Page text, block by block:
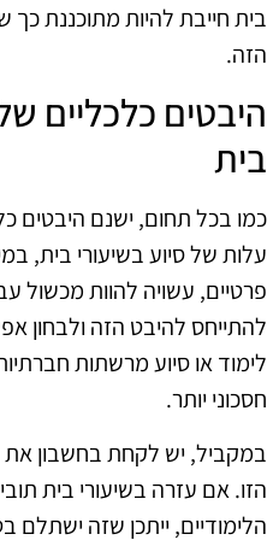
בית חייבת להיות מתוכננת כך
הזה.
היבטים כלכליים
בית
כמו בכל תחום, ישנם היבטים
עלות של סיוע בשיעורי בית,
פרטיים, עשויה להוות מכשול
להתייחס להיבט הזה ולבחון
לימוד או סיוע מרשתות
חסכוני יותר.
במקביל, יש לקחת בחשבון
הזו. אם עזרה בשיעורי בית
הלימודיים, ייתכן שזה ישתלם